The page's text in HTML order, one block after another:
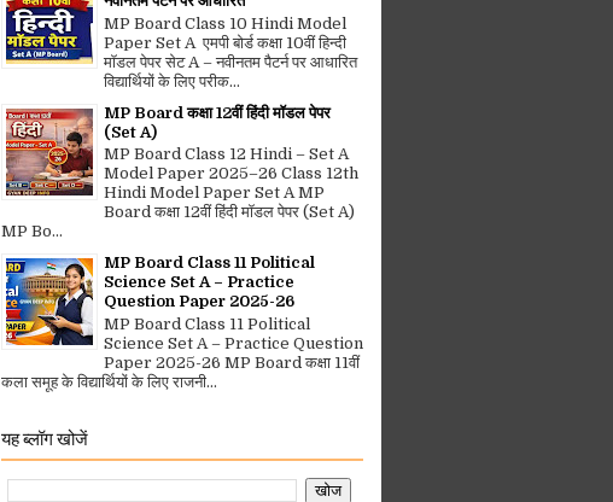
MP Board Class 10 Hindi Model
Paper Set A एमपी बोर्ड कक्षा 10वीं हिन्दी
मॉडल पेपर सेट A – नवीनतम पैटर्न पर आधारित
विद्यार्थियों के लिए परीक...
MP Board कक्षा 12वीं हिंदी मॉडल पेपर
(Set A)
MP Board Class 12 Hindi – Set A
Model Paper 2025–26 Class 12th
Hindi Model Paper Set A MP
Board कक्षा 12वीं हिंदी मॉडल पेपर (Set A)
MP Bo...
MP Board Class 11 Political
Science Set A – Practice
Question Paper 2025-26
MP Board Class 11 Political
Science Set A – Practice Question
Paper 2025-26 MP Board कक्षा 11वीं
कला समूह के विद्यार्थियों के लिए राजनी...
यह ब्लॉग खोजें